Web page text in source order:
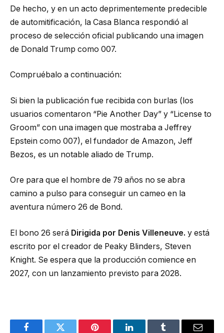
De hecho, y en un acto deprimentemente predecible
de automitificación, la Casa Blanca respondió al
proceso de selección oficial publicando una imagen
de Donald Trump como 007.
Compruébalo a continuación:
Si bien la publicación fue recibida con burlas (los
usuarios comentaron “Pie Another Day” y “License to
Groom” con una imagen que mostraba a Jeffrey
Epstein como 007), el fundador de Amazon, Jeff
Bezos, es un notable aliado de Trump.
Ore para que el hombre de 79 años no se abra
camino a pulso para conseguir un cameo en la
aventura número 26 de Bond.
El bono 26 será Dirigida por Denis Villeneuve. y está
escrito por el creador de Peaky Blinders, Steven
Knight. Se espera que la producción comience en
2027, con un lanzamiento previsto para 2028.